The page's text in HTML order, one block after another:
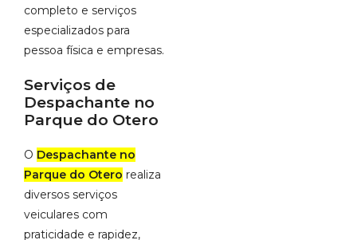
completo e serviços
especializados para
pessoa física e empresas.
Serviços de
Despachante no
Parque do Otero
O Despachante no
Parque do Otero realiza
diversos serviços
veiculares com
praticidade e rapidez,